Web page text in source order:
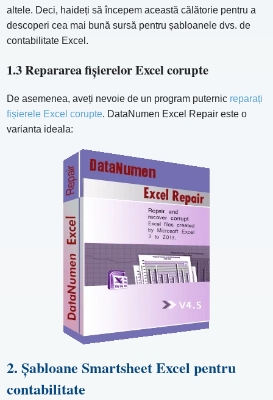
altele. Deci, haideți să începem această călătorie pentru a
descoperi cea mai bună sursă pentru șabloanele dvs. de
contabilitate Excel.
1.3 Repararea fișierelor Excel corupte
De asemenea, aveți nevoie de un program puternic reparați
fișierele Excel corupte. DataNumen Excel Repair este o
varianta ideala:
2. Șabloane Smartsheet Excel pentru
contabilitate